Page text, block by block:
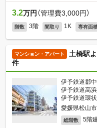
3.2万円 （管理費3,000円）
階数 3階 間取り 1K 専有面
マンション・アパート
土橋駅
件
伊予鉄道郡
伊予鉄道高
伊予鉄道環
愛媛県松山
総階数 5階